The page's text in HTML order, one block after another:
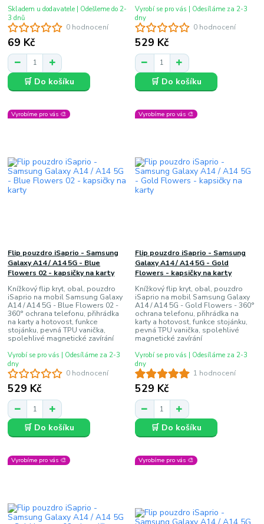
0 hodnocení
69 Kč
Skladem u dodavatele | Odešleme do 2-
3 dnů
🛒 Do košíku
0 hodnocení
529 Kč
Vyrobí se pro vás | Odesíláme za 2-3
dny
🛒 Do košíku
Vyrobíme pro vás 🎨
0 hodnocení
Flip pouzdro iSaprio - Samsung
Galaxy A14 / A14 5G - Blue
Flowers 02 - kapsičky na karty
Knížkový flip kryt, obal, pouzdro
iSaprio na mobil Samsung Galaxy
A14 / A14 5G - Blue Flowers 02 -
360° ochrana telefonu, přihrádka
na karty a hotovost, funkce
stojánku, pevná TPU vanička,
spolehlivé magnetické zavírání
529 Kč
Vyrobí se pro vás | Odesíláme za 2-3
dny
🛒 Do košíku
Vyrobíme pro vás 🎨
1 hodnocení
Flip pouzdro iSaprio - Samsung
Galaxy A14 / A14 5G - Gold
Flowers - kapsičky na karty
Knížkový flip kryt, obal, pouzdro
iSaprio na mobil Samsung Galaxy
A14 / A14 5G - Gold Flowers - 360°
ochrana telefonu, přihrádka na
karty a hotovost, funkce stojánku,
pevná TPU vanička, spolehlivé
magnetické zavírání
529 Kč
Vyrobí se pro vás | Odesíláme za 2-3
dny
🛒 Do košíku
Vyrobíme pro vás 🎨 Vyrobíme pro vás 🎨